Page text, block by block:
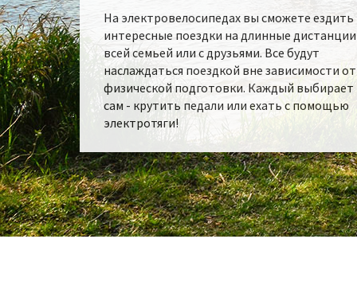
На электровелосипедах вы сможете ездить
интересные поездки на длинные дистанции
всей семьей или с друзьями. Все будут
наслаждаться поездкой вне зависимости от
физической подготовки. Каждый выбирает
сам - крутить педали или ехать с помощью
электротяги!